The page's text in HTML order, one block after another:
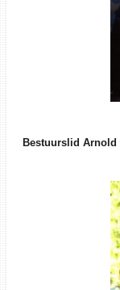
Bestuurslid Arnold